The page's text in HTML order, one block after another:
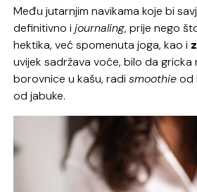
Među jutarnjim navikama koje bi
definitivno ijournaling, prije nego
hektika, već spomenuta joga, kao i
uvijek sadržava voće, bilo da gricka
borovnice u kašu, radismoothieod
od jabuke.